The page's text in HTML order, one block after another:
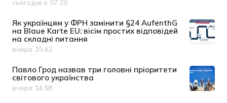
Дата публікації
сьогодні о 07:29
Як українцям у ФРН замінити §24 AufenthG
на Blaue Karte EU: вісім простих відповідей
на складні питання
Дата публікації
вчора 15:42
Павло Грод назвав три головні пріоритети
світового українства
Дата публікації
вчора 14:58